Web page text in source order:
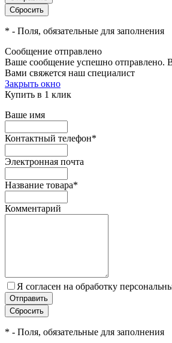
* - Поля, обязательные для заполнения
Сообщение отправлено
Ваше сообщение успешно отправлено.
Вами свяжется наш специалист
Закрыть окно
Купить в 1 клик
Ваше имя
Контактный телефон*
Электронная почта
Название товара*
Комментарий
Я согласен на обработку
* - Поля, обязательные для заполнения